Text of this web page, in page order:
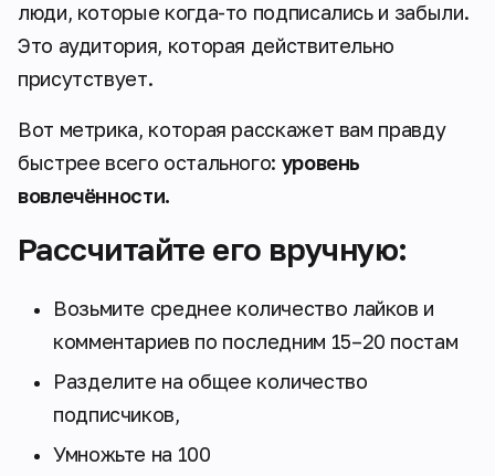
люди, которые когда-то подписались и забыли.
Это аудитория, которая действительно
присутствует.
Вот метрика, которая расскажет вам правду
быстрее всего остального: уровень
вовлечённости.
Рассчитайте его вручную:
Возьмите среднее количество лайков и
комментариев по последним 15–20 постам
Разделите на общее количество
подписчиков,
Умножьте на 100